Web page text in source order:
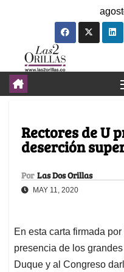
Rectores de U
deserción
Por Las Dos Orillas
MAY 11, 2020
En esta carta firmada
presencia de los
Duque y al Congreso